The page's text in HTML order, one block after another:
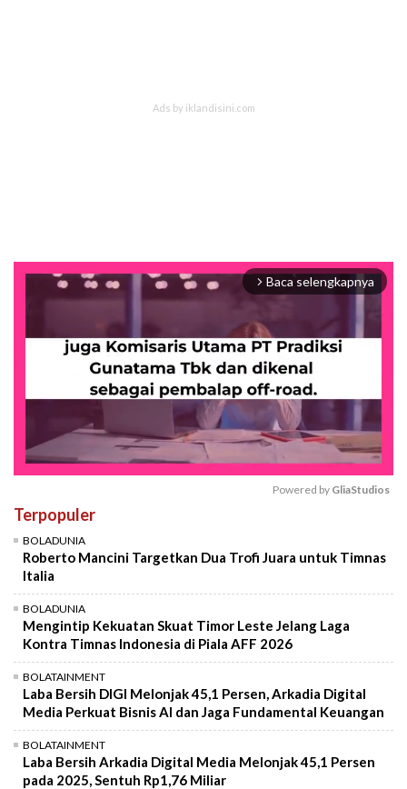
arrow_forward_ios Baca selengkapnya
Powered by GliaStudios
Terpopuler
BOLADUNIA
Roberto Mancini Targetkan Dua Trofi Juara untuk Timnas
Italia
BOLADUNIA
Mengintip Kekuatan Skuat Timor Leste Jelang Laga
Kontra Timnas Indonesia di Piala AFF 2026
BOLATAINMENT
Laba Bersih DIGI Melonjak 45,1 Persen, Arkadia Digital
Media Perkuat Bisnis AI dan Jaga Fundamental Keuangan
BOLATAINMENT
Laba Bersih Arkadia Digital Media Melonjak 45,1 Persen
pada 2025, Sentuh Rp1,76 Miliar